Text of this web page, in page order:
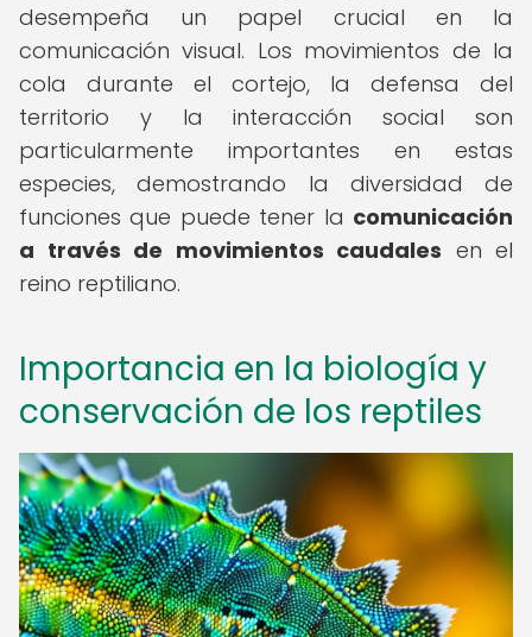
desempeña un papel crucial en la
comunicación visual. Los movimientos de la
cola durante el cortejo, la defensa del
territorio y la interacción social son
particularmente importantes en estas
especies, demostrando la diversidad de
funciones que puede tener la comunicación
a través de movimientos caudales en el
reino reptiliano.
Importancia en la biología y
conservación de los reptiles